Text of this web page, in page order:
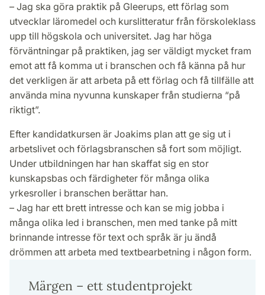
– Jag ska göra praktik på Gleerups, ett förlag som
utvecklar läromedel och kurslitteratur från förskoleklass
upp till högskola och universitet. Jag har höga
förväntningar på praktiken, jag ser väldigt mycket fram
emot att få komma ut i branschen och få känna på hur
det verkligen är att arbeta på ett förlag och få tillfälle att
använda mina nyvunna kunskaper från studierna “på
riktigt”.
Efter kandidatkursen är Joakims plan att ge sig ut i
arbetslivet och förlagsbranschen så fort som möjligt.
Under utbildningen har han skaffat sig en stor
kunskapsbas och färdigheter för många olika
yrkesroller i branschen berättar han.
– Jag har ett brett intresse och kan se mig jobba i
många olika led i branschen, men med tanke på mitt
brinnande intresse för text och språk är ju ändå
drömmen att arbeta med textbearbetning i någon form.
Märgen – ett studentprojekt